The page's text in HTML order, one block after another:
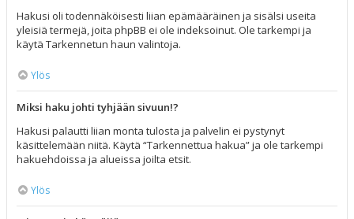
Hakusi oli todennäköisesti liian epämääräinen ja sisälsi useita
yleisiä termejä, joita phpBB ei ole indeksoinut. Ole tarkempi ja
käytä Tarkennetun haun valintoja.
Ylös
Miksi haku johti tyhjään sivuun!?
Hakusi palautti liian monta tulosta ja palvelin ei pystynyt
käsittelemään niitä. Käytä “Tarkennettua hakua” ja ole tarkempi
hakuehdoissa ja alueissa joilta etsit.
Ylös